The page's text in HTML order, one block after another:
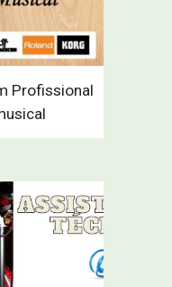
Profissional